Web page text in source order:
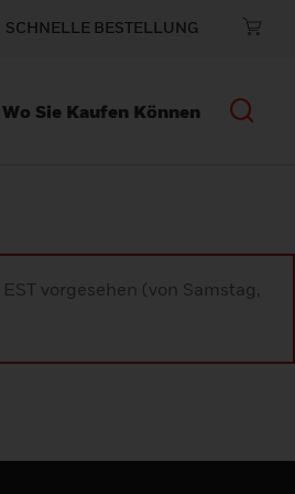
SCHNELLE BESTELLUNG
Wo Sie Kaufen Können
vorgesehen (von Samstag,